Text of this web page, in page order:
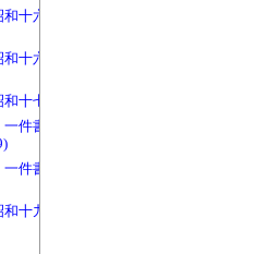
十六年度【1】
十六年度【2】
十七年度(175)
一件書類綴
件書類綴 同学
十九年(140)